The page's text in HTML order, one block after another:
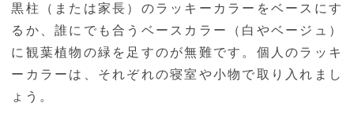
黒柱（または家長）のラッキーカラーをベースにす
るか、誰にでも合うベースカラー（白やベージュ）
に観葉植物の緑を足すのが無難です。個人のラッキ
ーカラーは、それぞれの寝室や小物で取り入れまし
ょう。